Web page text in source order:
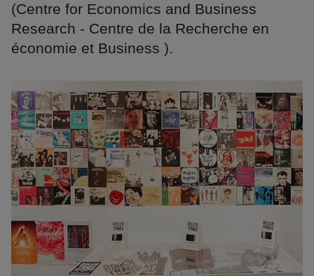
(Centre for Economics and Business
Research - Centre de la Recherche en
économie et Business ).